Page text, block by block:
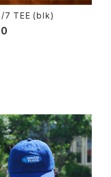
7 TEE (blk)